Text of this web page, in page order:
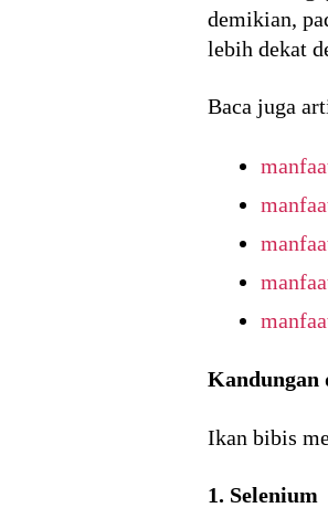
demikian,
lebih dekat
Baca juga
Kandungan
Ikan bibis
1. Selenium